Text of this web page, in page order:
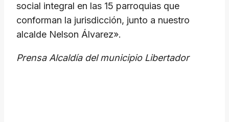
social integral en las 15 parroquias que
conforman la jurisdicción, junto a nuestro
alcalde Nelson Álvarez».
Prensa Alcaldía del municipio Libertador